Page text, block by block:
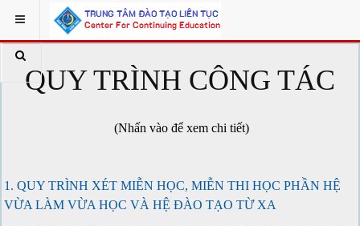
QUY TRÌNH CÔNG TÁC
(Nhấn vào để xem chi tiết)
1. QUY TRÌNH XÉT MIỄN HỌC, MIỄN THI HỌC PHẦN HỆ
VỪA LÀM VỪA HỌC VÀ HỆ ĐÀO TẠO TỪ XA